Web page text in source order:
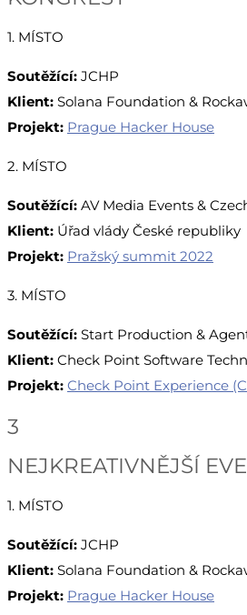
1. MÍSTO
Soutěžící: JCHP
Klient: Solana Foundation &
Projekt: Prague Hacker House
2. MÍSTO
Soutěžící: AV Media Events &
Klient: Úřad vlády České republiky
Projekt: Pražský summit 2022
3. MÍSTO
Soutěžící: Start Production &
Klient: Check Point Software
Projekt: Check Point Experience
3
NEJKREATIVNĚJŠÍ
1. MÍSTO
Soutěžící: JCHP
Klient: Solana Foundation &
Projekt: Prague Hacker House